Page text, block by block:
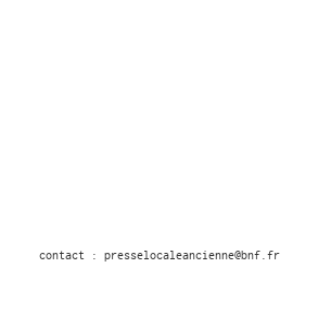
contact : presselocaleancienne@bnf.fr